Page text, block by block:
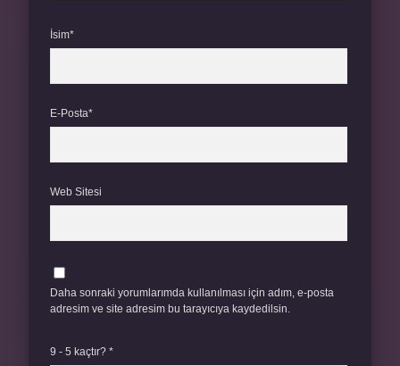
İsim*
E-Posta*
Web Sitesi
Daha sonraki yorumlarımda kullanılması için adım, e-posta
adresim ve site adresim bu tarayıcıya kaydedilsin.
9 - 5 kaçtır? *